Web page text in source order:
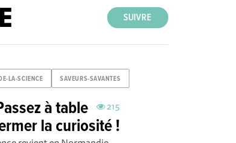
SUIVRE
LA-SCIENCE SAVEURS-SAVANTES
215
à table
la curiosité !